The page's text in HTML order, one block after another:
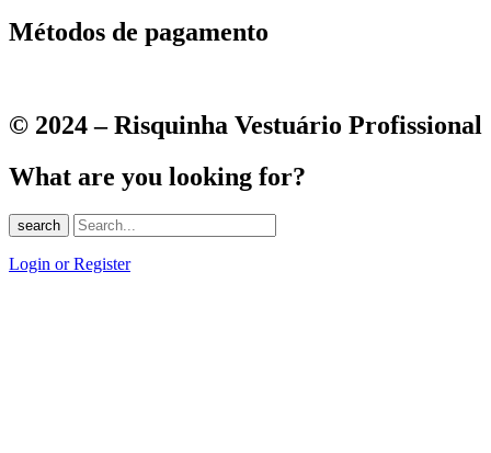
Métodos de pagamento
© 2024 – Risquinha Vestuário Profissional
What are you looking for?
search
Login or Register